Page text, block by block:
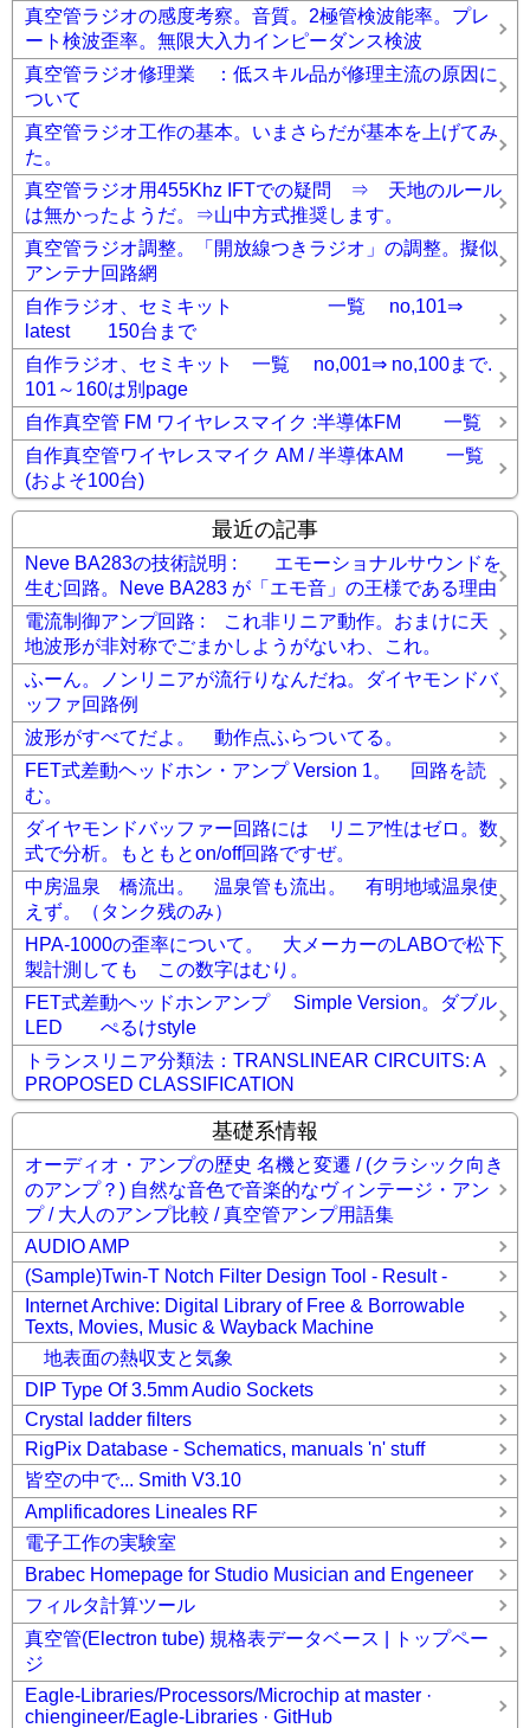
真空管ラジオの感度考察。音質。2極管検波能率。プレ
ート検波歪率。無限大入力インピーダンス検波
真空管ラジオ修理業 ：低スキル品が修理主流の原因に
ついて
真空管ラジオ工作の基本。いまさらだが基本を上げてみ
た。
真空管ラジオ用455Khz IFTでの疑問 ⇒ 天地のルール
は無かったようだ。⇒山中方式推奨します。
真空管ラジオ調整。「開放線つきラジオ」の調整。擬似
アンテナ回路網
自作ラジオ、セミキット 一覧 no,101⇒
latest 150台まで
自作ラジオ、セミキット 一覧 no,001⇒ no,100まで.
101～160は別page
自作真空管 FM ワイヤレスマイク :半導体FM 一覧
自作真空管ワイヤレスマイク AM / 半導体AM 一覧
(およそ100台)
最近の記事
Neve BA283の技術説明 : エモーショナルサウンドを
生む回路。Neve BA283 が「エモ音」の王様である理由
電流制御アンプ回路 : これ非リニア動作。おまけに天
地波形が非対称でごまかしようがないわ、これ。
ふーん。ノンリニアが流行りなんだね。ダイヤモンドバ
ッファ回路例
波形がすべてだよ。 動作点ふらついてる。
FET式差動ヘッドホン・アンプ Version 1。 回路を読
む。
ダイヤモンドバッファー回路には リニア性はゼロ。数
式で分析。もともとon/off回路ですぜ。
中房温泉 橋流出。 温泉管も流出。 有明地域温泉使
えず。（タンク残のみ）
HPA-1000の歪率について。 大メーカーのLABOで松下
製計測しても この数字はむり。
FET式差動ヘッドホンアンプ Simple Version。ダブル
LED ぺるけstyle
トランスリニア分類法：TRANSLINEAR CIRCUITS: A
PROPOSED CLASSIFICATION
基礎系情報
オーディオ・アンプの歴史 名機と変遷 / (クラシック向き
のアンプ？) 自然な音色で音楽的なヴィンテージ・アン
プ / 大人のアンプ比較 / 真空管アンプ用語集
AUDIO AMP
(Sample)Twin-T Notch Filter Design Tool - Result -
Internet Archive: Digital Library of Free & Borrowable
Texts, Movies, Music & Wayback Machine
地表面の熱収支と気象
DIP Type Of 3.5mm Audio Sockets
Crystal ladder filters
RigPix Database - Schematics, manuals 'n' stuff
皆空の中で... Smith V3.10
Amplificadores Lineales RF
電子工作の実験室
Brabec Homepage for Studio Musician and Engeneer
フィルタ計算ツール
真空管(Electron tube) 規格表データベース | トップペー
ジ
Eagle-Libraries/Processors/Microchip at master ·
chiengineer/Eagle-Libraries · GitHub